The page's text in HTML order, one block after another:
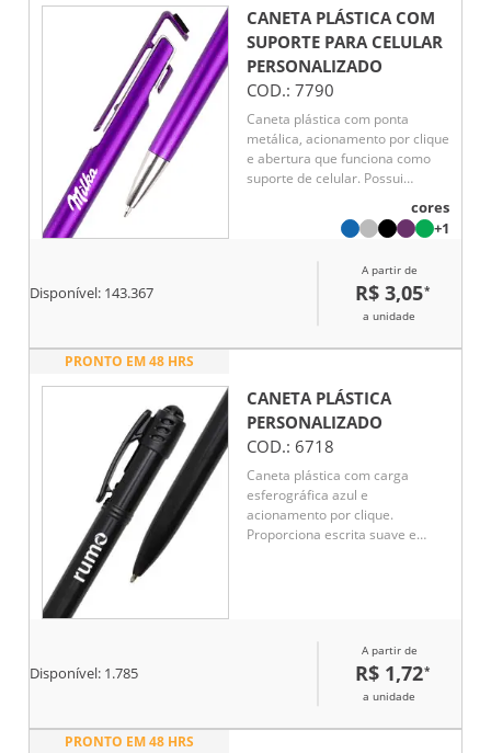
CANETA PLÁSTICA COM
SUPORTE PARA CELULAR
PERSONALIZADO
COD.: 7790
Caneta plástica com ponta
metálica, acionamento por clique
e abertura que funciona como
suporte de celular. Possui
feltro para limpeza de telas e
carga esferográfica azul de
cores
+1
Disponível: 143.367
A partir de
R$ 3,05*
a unidade
PRONTO EM 48 HRS
CANETA PLÁSTICA
PERSONALIZADO
COD.: 6718
Caneta plástica com carga
esferográfica azul e
acionamento por clique.
Proporciona escrita suave e
Disponível: 1.785
A partir de
R$ 1,72*
a unidade
PRONTO EM 48 HRS